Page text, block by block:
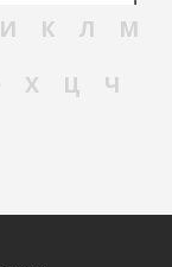
И К Л
М
Х Ц
Ч